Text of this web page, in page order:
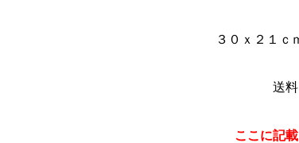
３０ｘ２１ｃ
送
ここに記